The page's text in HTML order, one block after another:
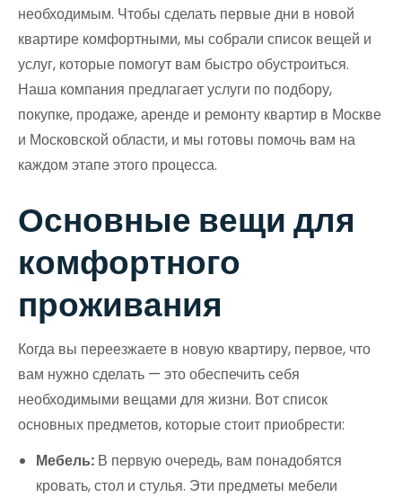
необходимым. Чтобы сделать первые дни в новой
квартире комфортными, мы собрали список вещей и
услуг, которые помогут вам быстро обустроиться.
Наша компания предлагает услуги по подбору,
покупке, продаже, аренде и ремонту квартир в Москве
и Московской области, и мы готовы помочь вам на
каждом этапе этого процесса.
Основные вещи для
комфортного
проживания
Когда вы переезжаете в новую квартиру, первое, что
вам нужно сделать — это обеспечить себя
необходимыми вещами для жизни. Вот список
основных предметов, которые стоит приобрести:
Мебель: В первую очередь, вам понадобятся
кровать, стол и стулья. Эти предметы мебели